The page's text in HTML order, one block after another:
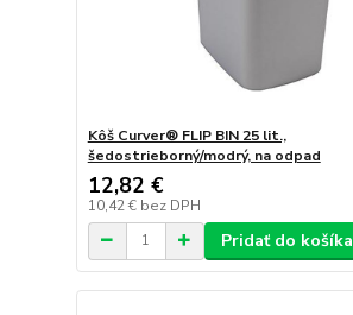
Kôš Curver® FLIP BIN 25 lit.,
šedostrieborný/modrý, na odpad
12,82 €
10,42 € bez DPH
Pridať do košíka